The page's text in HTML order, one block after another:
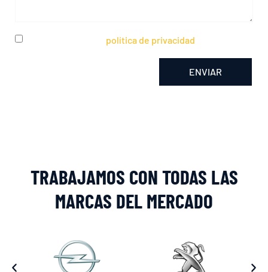
política de privacidad
ENVIAR
TRABAJAMOS CON TODAS LAS
MARCAS DEL MERCADO